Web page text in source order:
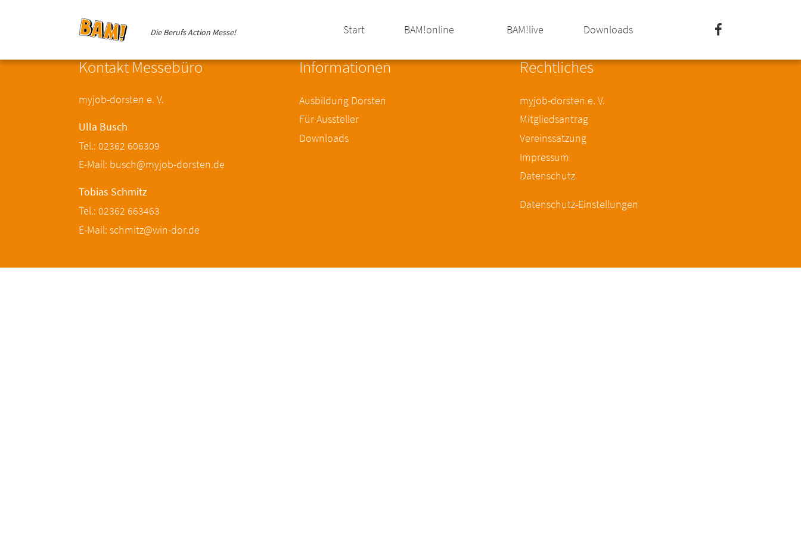
Die Berufs Action Messe! Start BAM!online BAM!live Downloads
Kontakt Messebüro
myjob-dorsten e. V.
Ulla Busch
Tel.: 02362 606309
E-Mail: busch@myjob-dorsten.de
Tobias Schmitz
Tel.: 02362 663463
E-Mail: schmitz@win-dor.de
Informationen
Ausbildung Dorsten
Für Aussteller
Downloads
Rechtliches
myjob-dorsten e. V.
Mitgliedsantrag
Vereinssatzung
Impressum
Datenschutz
Datenschutz-Einstellungen